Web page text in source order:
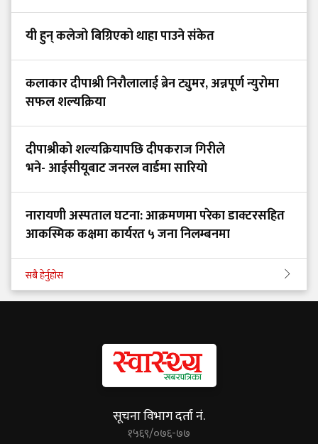
यी हुन् कलेजो बिग्रिएको थाहा पाउने संकेत
कलाकार दीपाश्री निरौलालाई ब्रेन ट्युमर, अन्नपूर्ण न्युरोमा
सफल शल्यक्रिया
दीपाश्रीको शल्यक्रियापछि दीपकराज गिरीले
भने- आईसीयूबाट जनरल वार्डमा सारियो
नारायणी अस्पताल घटना: आक्रमणमा परेका डाक्टरसहित
आकस्मिक कक्षमा कार्यरत ५ जना निलम्बनमा
सबै हेर्नुहोस
सूचना विभाग दर्ता नं.
१५६९/०७६-७७